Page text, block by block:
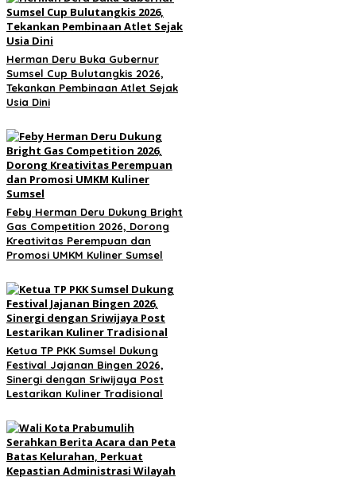
Herman Deru Buka Gubernur
Sumsel Cup Bulutangkis 2026,
Tekankan Pembinaan Atlet Sejak
Usia Dini
Feby Herman Deru Dukung Bright
Gas Competition 2026, Dorong
Kreativitas Perempuan dan
Promosi UMKM Kuliner Sumsel
Ketua TP PKK Sumsel Dukung
Festival Jajanan Bingen 2026,
Sinergi dengan Sriwijaya Post
Lestarikan Kuliner Tradisional